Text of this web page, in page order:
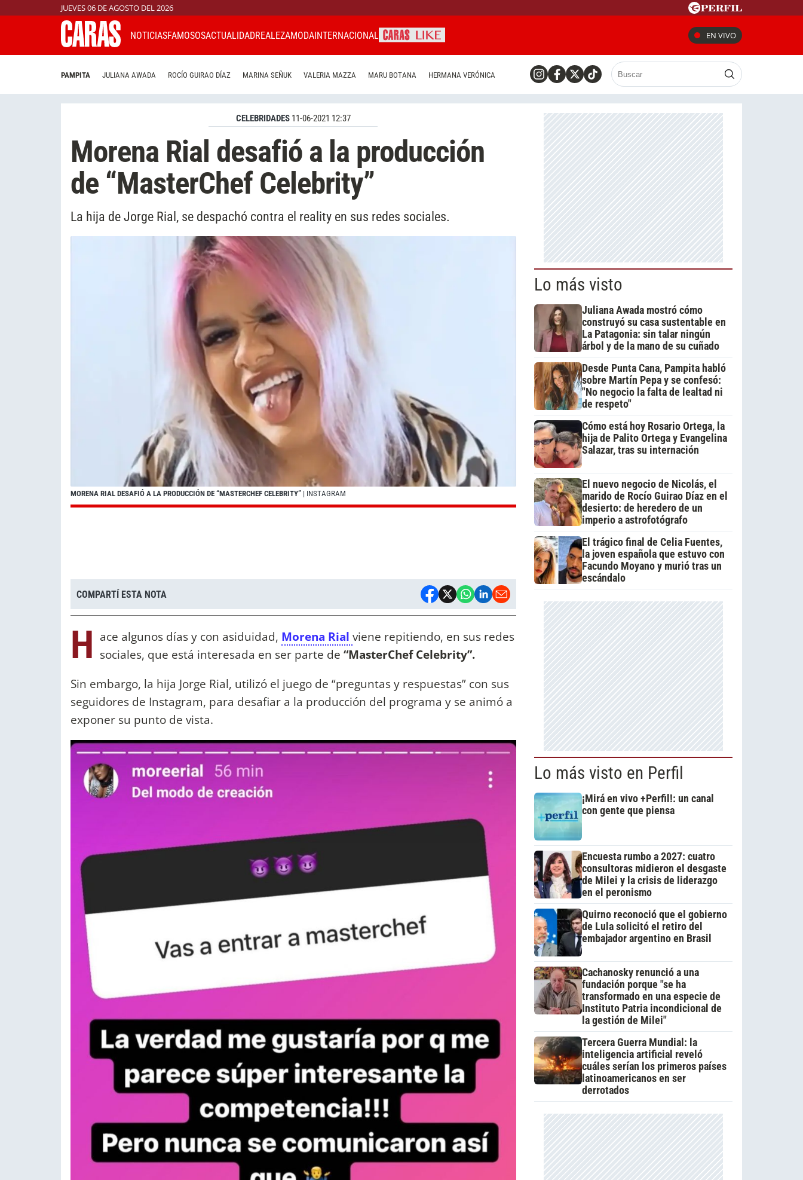
JUEVES 06 DE AGOSTO DEL 2026
NOTICIASFAMOSOSACTUALIDADREALEZAMODAINTERNACIONAL EN VIVO
PAMPITA JULIANA AWADA ROCÍO GUIRAO DÍAZ MARINA SEÑUK VALERIA MAZZA MARU BOTANA HERMANA VERÓNICA
CELEBRIDADES 11-06-2021 12:37
Morena Rial desafió a la producción
de “MasterChef Celebrity”
La hija de Jorge Rial, se despachó contra el reality en sus redes sociales.
MORENA RIAL DESAFIÓ A LA PRODUCCIÓN DE “MASTERCHEF CELEBRITY” | INSTAGRAM
COMPARTÍ ESTA NOTA
H ace algunos días y con asiduidad, Morena Rial viene repitiendo, en sus redes
sociales, que está interesada en ser parte de “MasterChef Celebrity”.
Sin embargo, la hija Jorge Rial, utilizó el juego de “preguntas y respuestas” con sus
seguidores de Instagram, para desafiar a la producción del programa y se animó a
exponer su punto de vista.
Lo más visto
Juliana Awada mostró cómo
construyó su casa sustentable en
La Patagonia: sin talar ningún
árbol y de la mano de su cuñado
Desde Punta Cana, Pampita habló
sobre Martín Pepa y se confesó:
"No negocio la falta de lealtad ni
de respeto"
Cómo está hoy Rosario Ortega, la
hija de Palito Ortega y Evangelina
Salazar, tras su internación
El nuevo negocio de Nicolás, el
marido de Rocío Guirao Díaz en el
desierto: de heredero de un
imperio a astrofotógrafo
El trágico final de Celia Fuentes,
la joven española que estuvo con
Facundo Moyano y murió tras un
escándalo
Lo más visto en Perfil
¡Mirá en vivo +Perfil!: un canal
con gente que piensa
Encuesta rumbo a 2027: cuatro
consultoras midieron el desgaste
de Milei y la crisis de liderazgo
en el peronismo
Quirno reconoció que el gobierno
de Lula solicitó el retiro del
embajador argentino en Brasil
Cachanosky renunció a una
fundación porque "se ha
transformado en una especie de
Instituto Patria incondicional de
la gestión de Milei"
Tercera Guerra Mundial: la
inteligencia artificial reveló
cuáles serían los primeros países
latinoamericanos en ser
derrotados